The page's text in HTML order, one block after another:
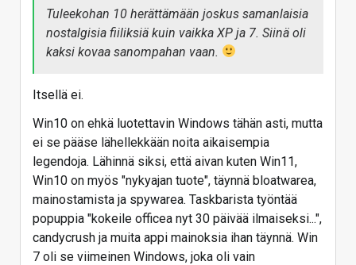
Tuleekohan 10 herättämään joskus samanlaisia
nostalgisia fiiliksiä kuin vaikka XP ja 7. Siinä oli
kaksi kovaa sanompahan vaan.
Itsellä ei.
Win10 on ehkä luotettavin Windows tähän asti, mutta
ei se pääse lähellekkään noita aikaisempia
legendoja. Lähinnä siksi, että aivan kuten Win11,
Win10 on myös "nykyajan tuote", täynnä bloatwarea,
mainostamista ja spywarea. Taskbarista työntää
popuppia "kokeile officea nyt 30 päivää ilmaiseksi...",
candycrush ja muita appi mainoksia ihan täynnä. Win
7 oli se viimeinen Windows, joka oli vain